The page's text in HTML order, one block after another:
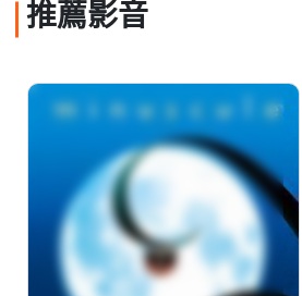
推薦影音
昆蟲LIFE秀【3D動畫】
第5集 3.過動兒